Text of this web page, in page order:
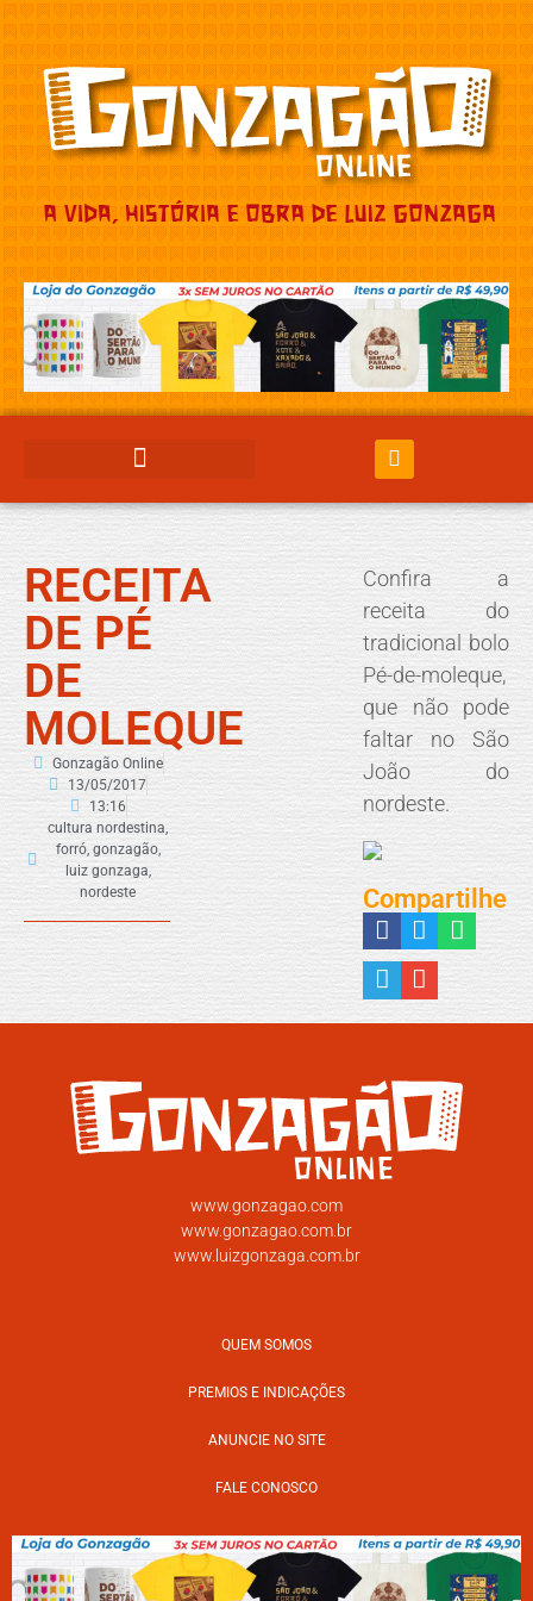
RECEITA
DE PÉ
DE
MOLEQUE
Gonzagão Online
13/05/2017
13:16
cultura nordestina,
forró, gonzagão,
luiz gonzaga,
nordeste
Confira a
receita do
tradicional bolo
Pé-de-moleque,
que não pode
faltar no São
João do
nordeste.
Compartilhe
www.gonzagao.com
www.gonzagao.com.br
www.luizgonzaga.com.br
QUEM SOMOS
PREMIOS E INDICAÇÕES
ANUNCIE NO SITE
FALE CONOSCO